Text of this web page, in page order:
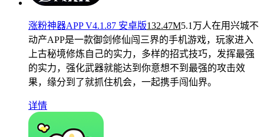
涨粉神器APP V4.1.87 安卓版132.47M5.1万人在用兴城不
动产APP是一款御剑修仙闯三界的手机游戏，玩家进入
上古秘境修炼自己的实力，多样的招式技巧，发挥最强
的实力，强化武器就能达到你意想不到最强的攻击效
果，缘分到了就抓住机会，一起携手闯仙界。
详情